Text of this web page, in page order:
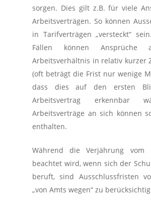
sorgen. Dies gilt z.B. für viele
Arbeitsverträgen. So können
in Tarifverträgen „versteckt“
Fällen können Ansprüche
Arbeitsverhältnis in relativ kurzer
(oft beträgt die Frist nur wenige
dass dies auf den ersten
Arbeitsvertrag erkennbar
Arbeitsverträge an sich können
enthalten.
Während die Verjährung vom
beachtet wird, wenn sich der
beruft, sind Ausschlussfristen
„von Amts wegen“ zu